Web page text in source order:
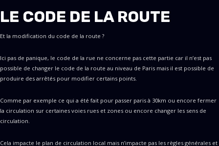
LE CODE DE LA ROUTE
Et la modification du code de la route ?
Ici pas de panique, le code de la rue ne concerne pas cette partie car il n’est pas
possible de changer le code de la route au niveau de Paris mais il est possible de
produire des arrêtés pour modifier certains points.
Comme par exemple ce qui a été fait pour passer paris à 30km ou encore fermer
la circulation sur certaines voies rues et zones ou encore changer les sens de
circulation.
Cela impacte le plan de circulation local mais n’impacte pas les règles générales et